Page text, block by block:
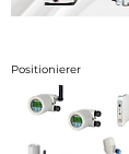
Positionierer